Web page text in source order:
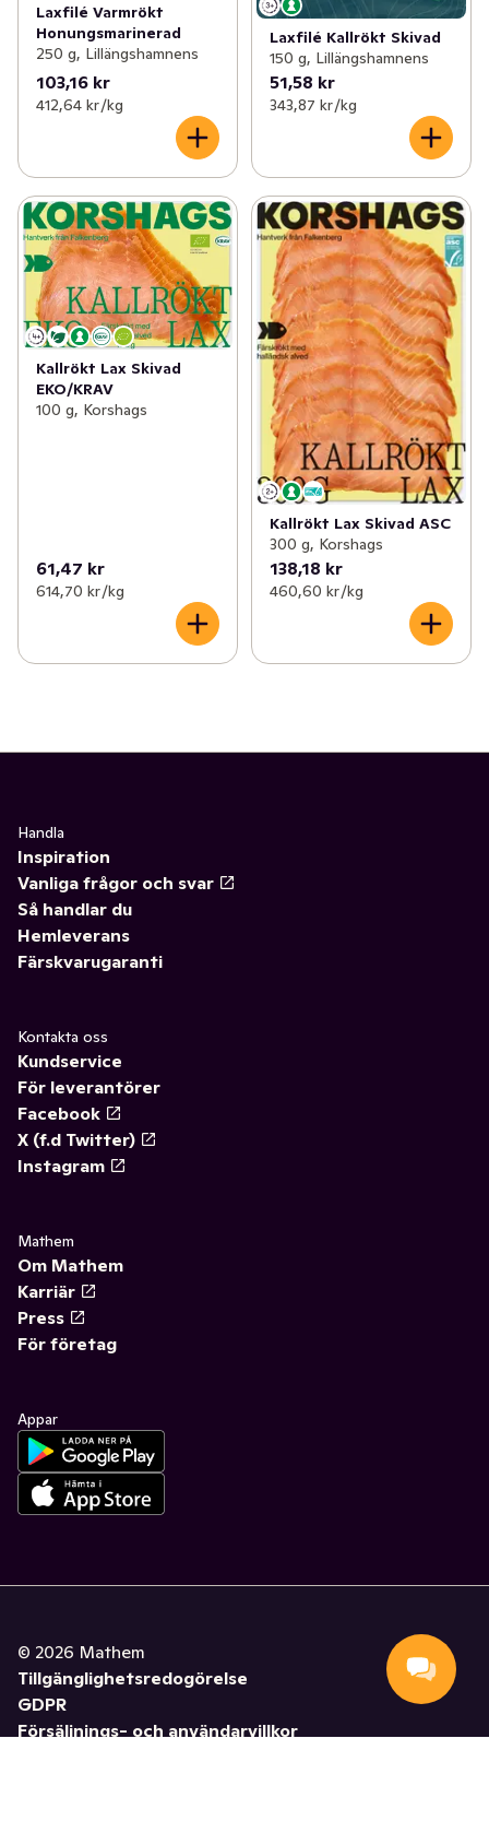
Laxfilé Varmrökt
Honungsmarinerad
250 g, Lillängshamnens
103,16 kr
412,64 kr /kg
Laxfilé Kallrökt Skivad
150 g, Lillängshamnens
51,58 kr
343,87 kr /kg
Kallrökt Lax Skivad
EKO/KRAV
100 g, Korshags
61,47 kr
614,70 kr /kg
Kallrökt Lax Skivad ASC
300 g, Korshags
138,18 kr
460,60 kr /kg
Handla
Inspiration
Vanliga frågor och svar
Så handlar du
Hemleverans
Färskvarugaranti
Kontakta oss
Kundservice
För leverantörer
Facebook
X (f.d Twitter)
Instagram
Mathem
Om Mathem
Karriär
Press
För företag
Appar
© 2026 Mathem
Tillgänglighetsredogörelse
GDPR
Försäljnings- och användarvillkor